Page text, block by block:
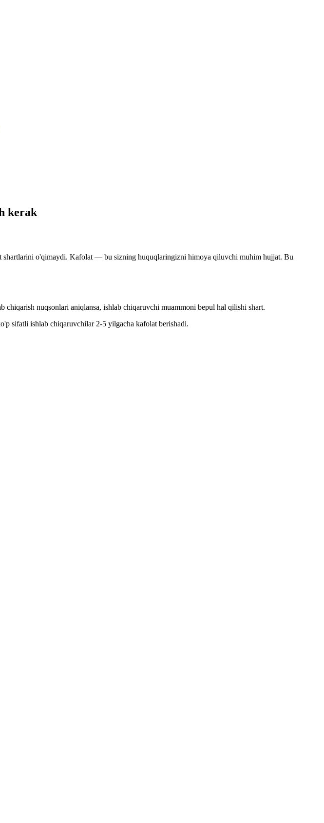
kerak
o'qimaydi. Kafolat — bu sizning huquqlaringizni himoya qiluvchi muhim hujjat. Bu
nuqsonlari aniqlansa, ishlab chiqaruvchi muammoni bepul hal qilishi shart.
sifatli ishlab chiqaruvchilar 2-5 yilgacha kafolat berishadi.